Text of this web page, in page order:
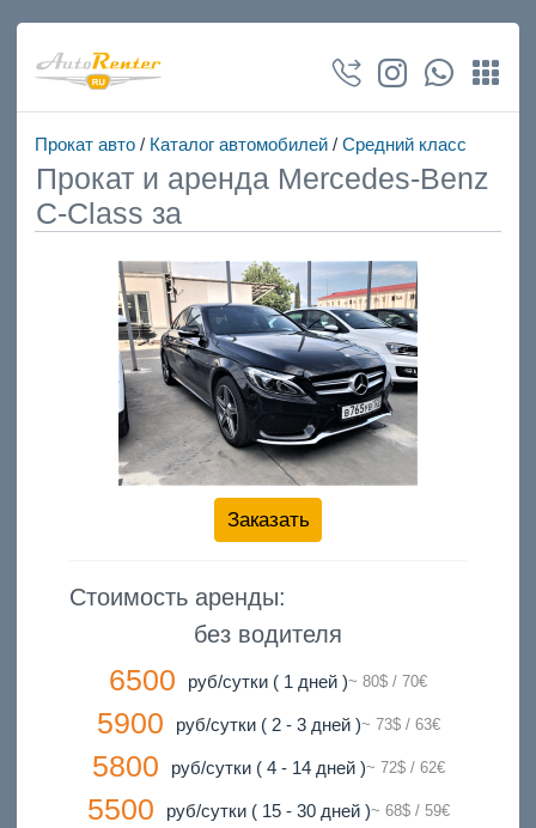
Прокат авто/ Каталог автомобилей/ Средний класс
Прокат и аренда Mercedes-Benz
C-Class за
Заказать
Стоимость аренды:
без водителя
6500 руб/сутки ( 1 дней )~ 80$ / 70€
5900 руб/сутки ( 2 - 3 дней )~ 73$ / 63€
5800 руб/сутки ( 4 - 14 дней )~ 72$ / 62€
5500 руб/сутки ( 15 - 30 дней )~ 68$ / 59€